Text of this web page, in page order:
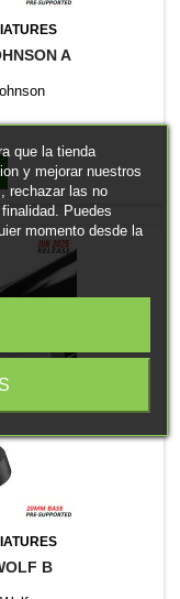
A
B
que la tienda
y mejorar nuestros
rechazar las no
Puedes
momento desde la